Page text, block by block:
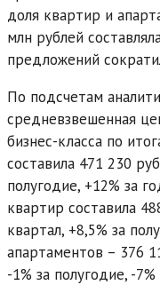
доля квартир и
млн рублей
предложений
По подсчетам
средневзвешенная
бизнес-класса по
составила 471 230
полугодие, +12% за
квартир составила
квартал, +8,5% за
апартаментов – 376
-1% за полугодие, -